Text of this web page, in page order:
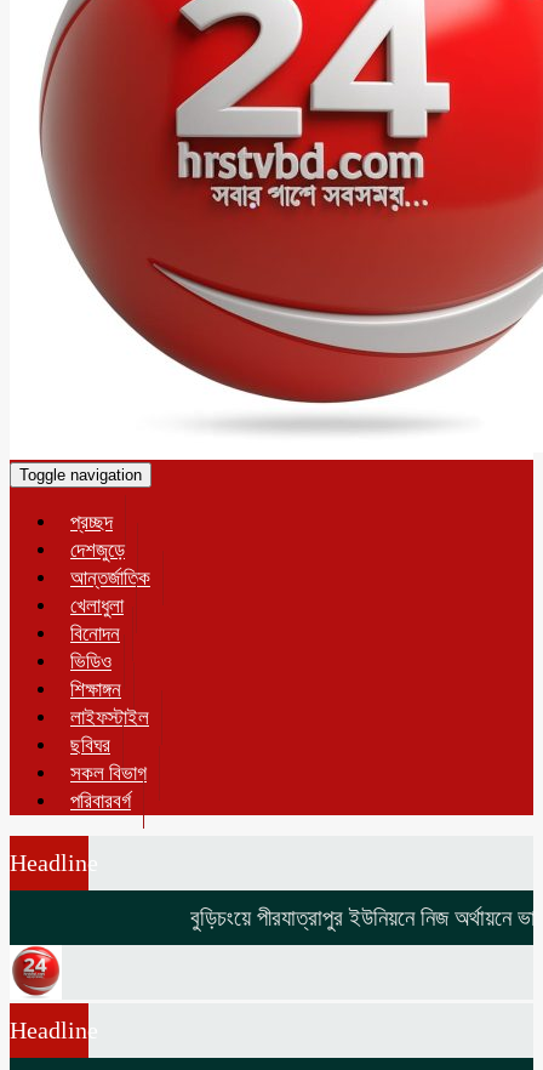
Toggle navigation
প্রচ্ছদ
দেশজুড়ে
আন্তর্জাতিক
খেলাধুলা
বিনোদন
ভিডিও
শিক্ষাঙ্গন
লাইফস্টাইল
ছবিঘর
সকল বিভাগ
পরিবারবর্গ
Headline
বুড়িচংয়ে পীরযাত্রাপুর ইউনিয়নে নিজ অর্থায়নে ভাঙা ও
Headline